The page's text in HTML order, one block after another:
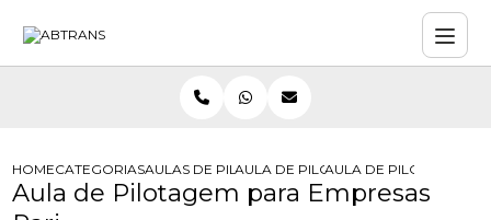
HOMECATEGORIASAULAS DE PILOTAGEM PARA EMPRESAS
AULA DE PILOTAGEM DEFENSIVA
AULA DE PILOTAGEM
Aula de Pilotagem para Empresas